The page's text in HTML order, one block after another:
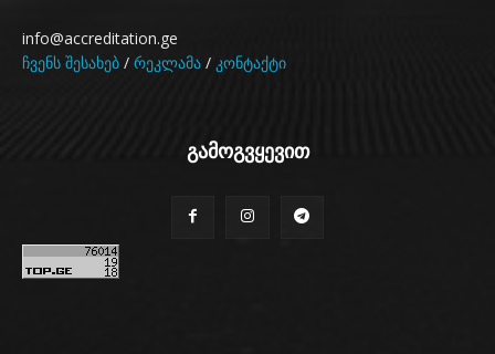
info@accreditation.ge
ჩვენს შესახებ / რეკლამა / კონტაქტი
გამოგვყევით